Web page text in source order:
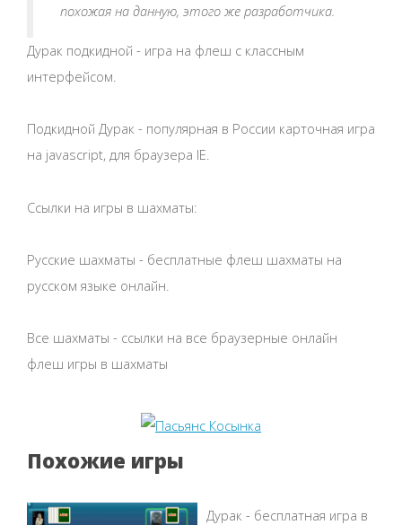
похожая на данную, этого же разработчика.
Дурак подкидной - игра на флеш с классным
интерфейсом.
Подкидной Дурак - популярная в России карточная игра
на javascript, для браузера IE.
Ссылки на игры в шахматы:
Русские шахматы - бесплатные флеш шахматы на
русском языке онлайн.
Все шахматы - ссылки на все браузерные онлайн
флеш игры в шахматы
Похожие игры
Дурак - бесплатная игра в